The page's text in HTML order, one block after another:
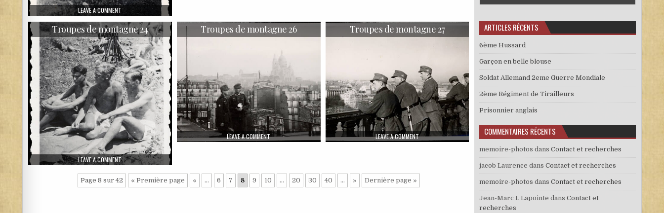
LEAVE A COMMENTON TROUPES DE MONTAGNE 19
LEAVE A COMMENTON TROUPES DE MONTAGNE 24
Troupes de montagne 24
LEAVE A COMMENTON TROUPES DE MONTAGNE 26
Troupes de montagne 26
LEAVE A COMMENTON TROUPES DE MONTAGNE 27
Troupes de montagne 27
Page 8 sur 42 « Première page « … 6 7 8 9 10 … 20 30 40 … » Dernière page »
ARTICLES RÉCENTS
6ème Hussard
Garçon en belle blouse
Soldat Allemand 2eme Guerre Mondiale
2ème Régiment de Tirailleurs
Prisonnier anglais
COMMENTAIRES RÉCENTS
memoire-photos dans Contact et recherches
jacob Laurence dans Contact et recherches
memoire-photos dans Contact et recherches
Jean-Marc L Lapointe dans Contact et
recherches